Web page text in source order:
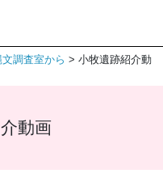
調査室から > 小牧遺跡紹介動
動画